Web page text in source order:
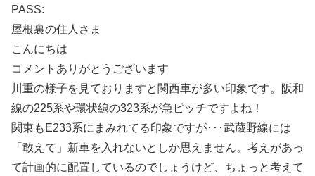
PASS:
屋根裏の住人さま
こんにちは
コメントありがとうございます
川重の様子を見ておりますと関西車が多い印象です。阪和
線の225系や環状線の323系が急ピッチですよね！
関東もE233系にまみれてる印象ですが･･･武蔵野線には
「敢えて」新車を入れないとしか思えません。考えがあっ
て計画的に配置しているのでしょうけど、ちょっと考えて